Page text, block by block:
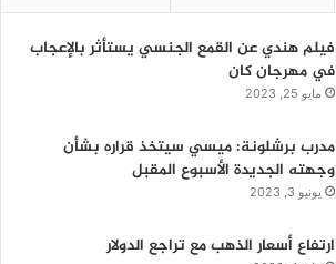
فيلم هندي عن القمع الجنسي يستأثر بالإعجاب
في مهرجان كان
مايو 25, 2023
مدرب برشلونة: ميسي سيتخذ قراره بشأن
وجهته الجديدة الأسبوع المقبل
يونيو 3, 2023
ارتفاع أسعار الذهب مع تراجع الدولار